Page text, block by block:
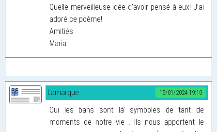
Quelle merveilleuse idée d’avoir pensé à eux! J’ai
adoré ce poème!
Amitiés
Maria
15/01/2024 19:10
Lamarque
Oui les bans sont là’ symboles de tant de
moments de notre vie . Ils nous apportent le